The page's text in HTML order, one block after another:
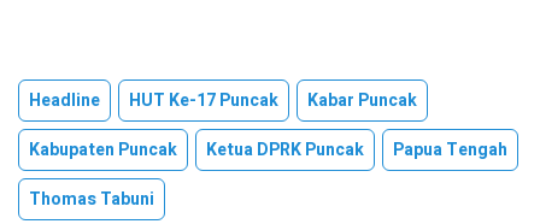
Headline HUT Ke-17 Puncak
Kabar Puncak
Kabupaten Puncak
Ketua DPRK Puncak
Papua Tengah
Thomas Tabuni